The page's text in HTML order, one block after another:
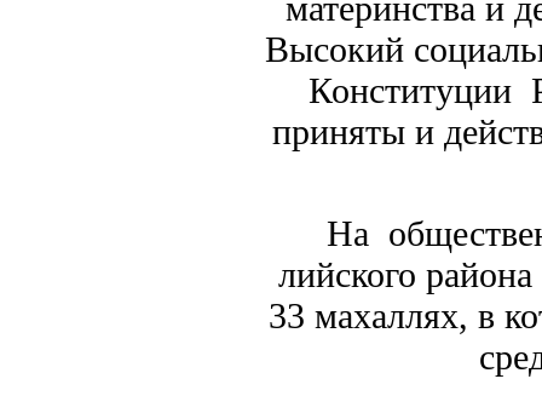
материнства и
Высокий
Конституции
приняты и
На
лийского
33 махаллях, в